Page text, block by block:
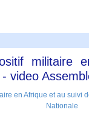
militaire
video